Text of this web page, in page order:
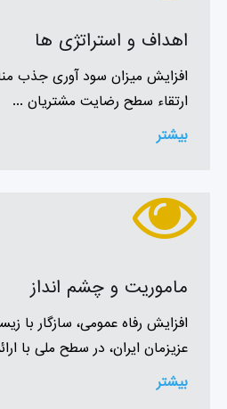
اهداف و استراتژی ها
افزایش میزان سود آوری جذب
ارتقاء سطح رضایت مشتریان ...
بیشتر
ماموریت و چشم انداز
افزایش رفاه عمومی، سازگار با
عزیزمان ایران، در سطح ملی با
بیشتر